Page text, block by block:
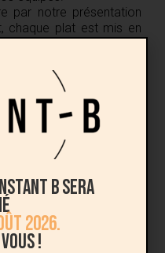
par notre présentation
chaque plat est mis en
ambiance conviviale
yeux autant que les
dévouée s’assure que
pour que votre
un véritable succès. Et
B sera
2026.
!